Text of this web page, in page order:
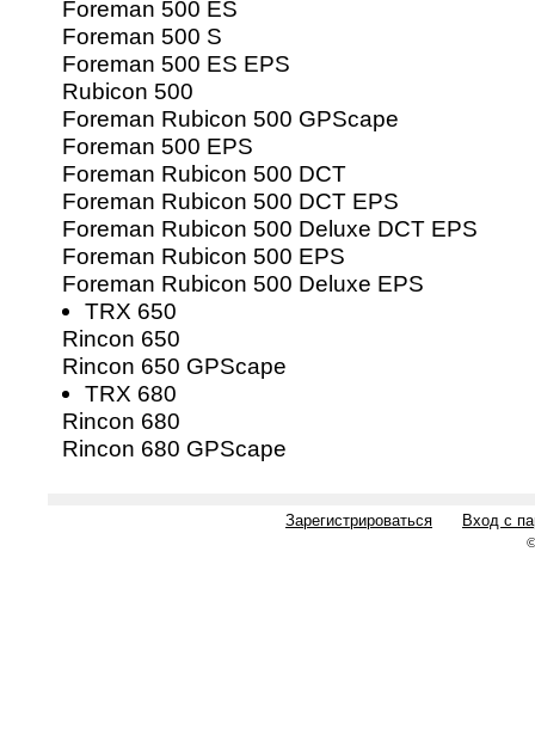
Foreman 500 ES
Foreman 500 S
Foreman 500 ES EPS
Rubicon 500
Foreman Rubicon 500 GPScape
Foreman 500 EPS
Foreman Rubicon 500 DCT
Foreman Rubicon 500 DCT EPS
Foreman Rubicon 500 Deluxe DCT EPS
Foreman Rubicon 500 EPS
Foreman Rubicon 500 Deluxe EPS
TRX 650
Rincon 650
Rincon 650 GPScape
TRX 680
Rincon 680
Rincon 680 GPScape
Зарегистрироваться Вход с